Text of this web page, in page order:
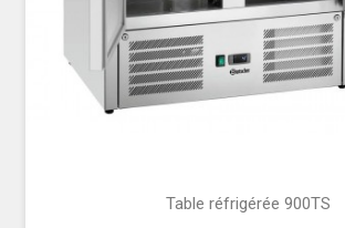
Table réfrigérée 900TS